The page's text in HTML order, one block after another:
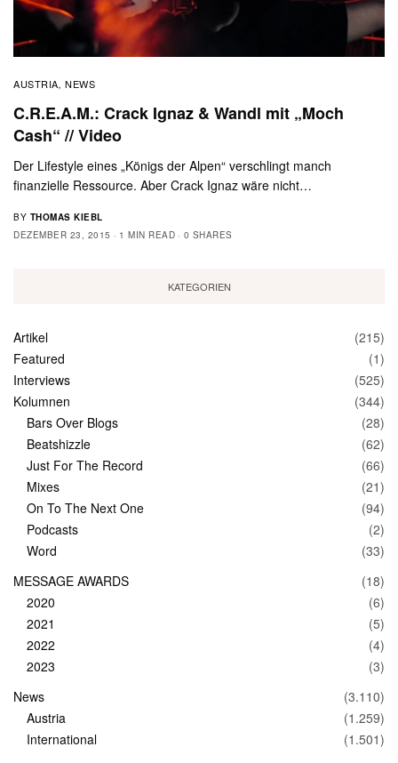
AUSTRIA, NEWS
C.R.E.A.M.: Crack Ignaz & Wandl mit „Moch
Cash“ // Video
Der Lifestyle eines „Königs der Alpen“ verschlingt manch
finanzielle Ressource. Aber Crack Ignaz wäre nicht…
BY THOMAS KIEBL
DEZEMBER 23, 2015
1 MIN READ 0 SHARES
KATEGORIEN
Artikel
(215)
Featured
(1)
Interviews
(525)
Kolumnen
(344)
Bars Over Blogs
(28)
Beatshizzle
(62)
Just For The Record
(66)
Mixes
(21)
On To The Next One
(94)
Podcasts
(2)
Word
(33)
MESSAGE AWARDS
(18)
2020
(6)
2021
(5)
2022
(4)
2023
(3)
News
(3.110)
Austria
(1.259)
International
(1.501)